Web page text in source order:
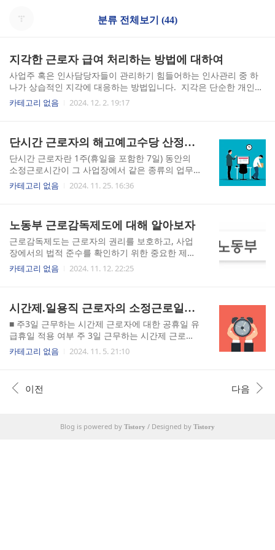
분류 전체보기 (44)
지각한 근로자 급여 처리하는 방법에 대하여
사업주 혹은 인사담당자들이 관리하기 힘들어하는 인사관리 중 하
나가 상습적인 지각에 대응하는 방법입니다. 지각은 단순한 개인적
문제를 넘어서 다른 근로자들의 사기를 저하시키는 것은 물론 조직
분위기를 저해하고 생산성에도 영향을 미치기 때문에 지각에 대한
감이 가능할까요? 근로기준법 제42조에 의거 사업주는 근로자에게
임금 전액을 지급해야 하는 것이 원칙입니다. 다만, 무노동 무임금
원칙에 따라 근로를 제공하지 않은 근로자에게는 임금 지급에 대한
의무가 없습니다. 즉, 근로자가 지각으로 사전에 정해진 근로시간을
채우지 못했다면 실제 근로를 제공하지 못한 시간만큼만 급여에서 ..
카테고리 없음 2024. 12. 2. 19:17
단시간 근로자의 해고예고수당 산정방법
단시간 근로자란 1주(휴일을 포함한 7일) 동안의
소정근로시간이 그 사업장에서 같은 종류의 업무
에 종사하는 통상근로자의 1주일 동안의 소정근로
시간에 비해 짧은 근로자를 말합니다. 즉, 단시간
통상 근로자와 같은 업무에 종사해야 합니다.단시
간 근로자는 같은 사업장 내에 통상 근로자가 있음
을 전제로 성립하는 상대적 개념이라고 할 수 있습
니다. 예를 들면 1일 5시간을 근무하는 근로자가
속한 업무를 맡은 대부분의 근로자가 1일 8시간을
가 1일 5시간만 근무한다면, 5시간 근무한 근로자
는 단시간 근로자라고 할 수 없습..
카테고리 없음 2024. 11. 25. 16:36
노동부 근로감독제도에 대해 알아보자
근로감독제도는 근로자의 권리를 보호하고, 사업
장에서의 법적 준수를 확인하기 위한 중요한 제도
입니다. 근로감독제도는 고용노동부에서 시행하
는 제도로, 사업장에서 노동관계법령이 잘 지켜지
성하기 위해 필수적으로 시행되는 제도입니다. 근
로감도제도의 개념, 종류, 절차 등에 대해서 좀더
자세히 알아보도록 하겠습니다. ■ 근로감독제도
의 개념과 종류 1. 근로감독제도의 개념 지역 고용
노동청에서 관할 기업이 근로기준법을 비롯한 노
입니다.예를들어 근로계약을 하고 근로계약서를
교부유무, 임금체불이 있는지, 최저임금을 준수하
카테고리 없음 2024. 11. 12. 22:25
시간제.일용직 근로자의 소정근로일이 공휴일이 유급휴일일까?
■ 주3일 근무하는 시간제 근로자에 대한 공휴일 유
급휴일 적용 여부 주 3일 근무하는 시간제 근로자
에 대한 공휴일이 유급휴일 적용 여부에 대해 알아
보고자 합니다.주 3일 일하는 시간제 근로자이며,
금 일을 하고 있는 경우입니다. 1. 원칙 공휴일
또는 대체공휴일이 근로가 예정된 소정근로일과
더라도 수요일은 근로가 예정된 소정근로일이므
카테고리 없음 2024. 11. 5. 21:10
이전 다음
Blog is powered by Tistory / Designed by Tistory